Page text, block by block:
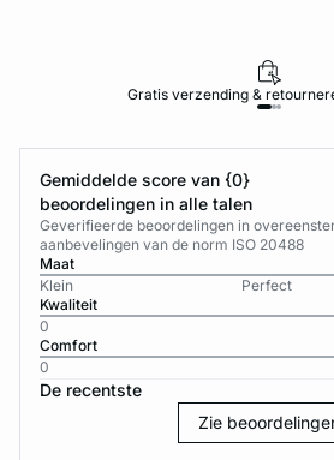
Gratis verzending &
Gemiddelde score van {0}
beoordelingen in alle talen
Geverifieerde beoordelingen in
aanbevelingen van de norm ISO 20488
Maat
Klein
Perfect
Kwaliteit
0
Comfort
0
De recentste
Zie